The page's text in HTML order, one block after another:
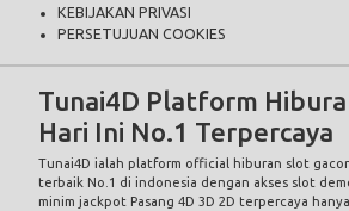
KEBIJAKAN PRIVASI
PERSETUJUAN COOKIES
Tunai4D Platform
Hari Ini No.1 Terpercaya
Tunai4D ialah platform official hiburan slot
terbaik No.1 di indonesia dengan akses slot
minim jackpot Pasang 4D 3D 2D terpercaya